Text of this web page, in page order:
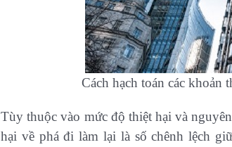
Cách hạch toán các khoản
Tùy thuộc vào mức độ thiệt hại và
hại về phá đi làm lại là số chênh lệch